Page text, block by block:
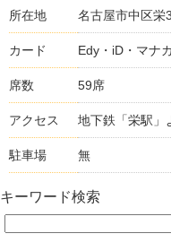
所在地 名古屋市中区
カード Edy・iD・マナカ
席数 59席
アクセス 地下鉄「栄駅」
駐車場 無
キーワード検索